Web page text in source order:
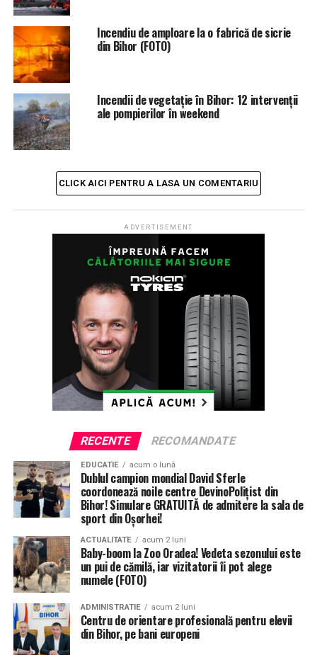
permis, o mașină
NU RATATI
PANTANO – dăm viață casei tale de peste 20 de ani
(FOTO/VIDEO)
Incendiu de amploare la o fabrică de sicrie
din Bihor (FOTO)
Incendii de vegetație în Bihor: 12 intervenții
ale pompierilor în weekend
CLICK AICI PENTRU A LASA UN COMENTARIU
ADVERTISEMENT
RECENTE RECOMANDATE
EDUCATIE acum o lună
Dublul campion mondial David Sferle
coordonează noile centre DevinoPolițist din
Bihor! Simulare GRATUITĂ de admitere la sala de
sport din Oșorhei!
ACTUALITATE acum 2 luni
Baby-boom la Zoo Oradea! Vedeta sezonului este
un pui de cămilă, iar vizitatorii îi pot alege
numele (FOTO)
ADMINISTRATIE acum 2 luni
Centru de orientare profesională pentru elevii
din Bihor, pe bani europeni